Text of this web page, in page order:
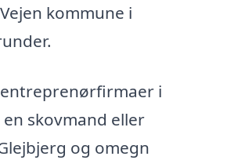
kommune i
i
skovmand eller
og omegn